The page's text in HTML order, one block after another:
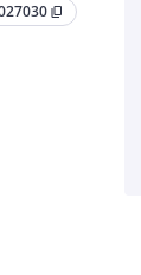
content_copy